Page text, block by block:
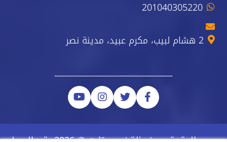
201040305220
2 هشام لبيب، مكرم عبيد، مدينة نصر